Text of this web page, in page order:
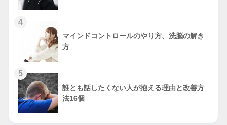
4
マインドコントロールのやり方、洗脳の解き
方
5
誰とも話したくない人が抱える理由と改善方
法16個